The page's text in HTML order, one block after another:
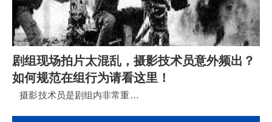
剧组现场拍片太混乱，摄影技术员意外频出？
如何规范在组行为请看这里！
摄影技术员是剧组内非常重…